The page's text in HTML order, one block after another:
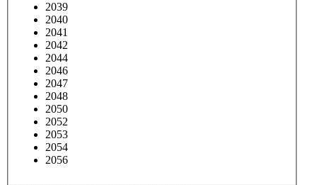
2039
2040
2041
2042
2044
2046
2047
2048
2050
2052
2053
2054
2056